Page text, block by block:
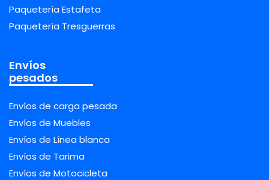
Paquetería Estafeta
Paquetería Tresguerras
Envíos
pesados
Envíos de carga pesada
Envíos de Muebles
Envíos de Línea blanca
Envíos de Tarima
Envíos de Motocicleta